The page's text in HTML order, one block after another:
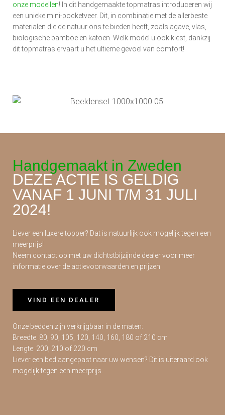
onze modellen! In dit handgemaakte topmatras introduceren wij
een unieke mini-pocketveer. Dit, in combinatie met de allerbeste
materialen die de natuur ons te bieden heeft, zoals agave, vlas,
biologische bamboe en katoen. Welk model u ook kiest, dankzij
dit topmatras ervaart u het ultieme gevoel van comfort!
Handgemaakt in Zweden
DEZE ACTIE IS GELDIG
VANAF 1 JUNI T/M 31 JULI
2024!
Liever een luxere topper? Dat is natuurlijk ook mogelijk tegen een
meerprijs!
Neem contact op met uw dichtstbijzijnde dealer voor meer
informatie over de actievoorwaarden en prijzen.
VIND EEN DEALER
Onze bedden zijn verkrijgbaar in de maten:
Breedte: 80, 90, 105, 120, 140, 160, 180 of 210 cm
Lengte: 200, 210 of 220 cm
Liever een bed aangepast naar uw wensen? Dit is uiteraard ook
mogelijk tegen een meerprijs.